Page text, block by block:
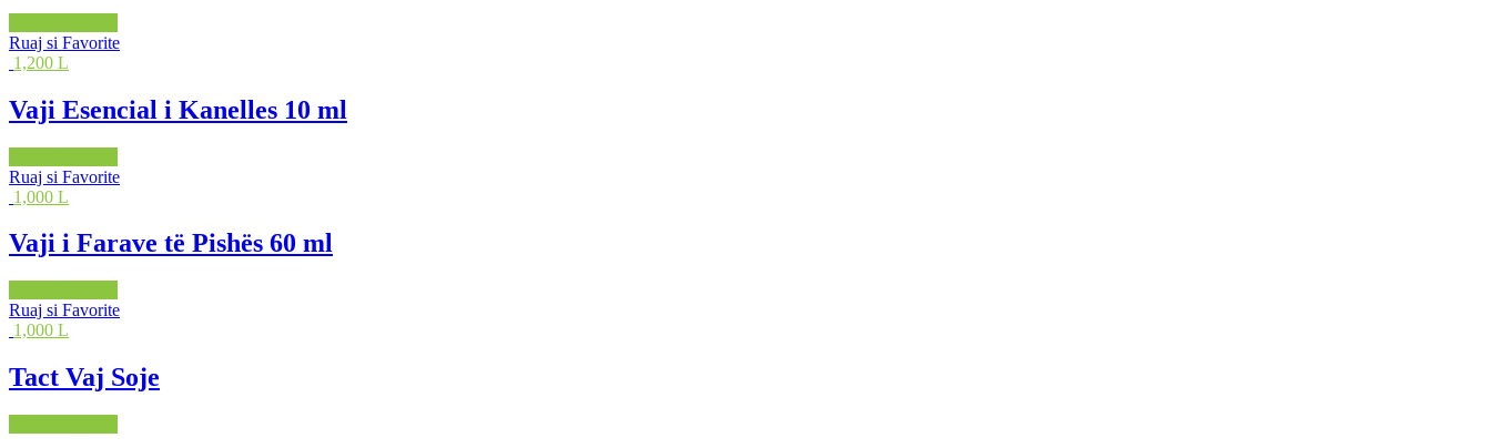
Ruaj si Favorite
1,200 L
Vaji Esencial i Kanelles 10 ml
Ruaj si Favorite
1,000 L
Vaji i Farave të Pishës 60 ml
Ruaj si Favorite
1,000 L
Tact Vaj Soje